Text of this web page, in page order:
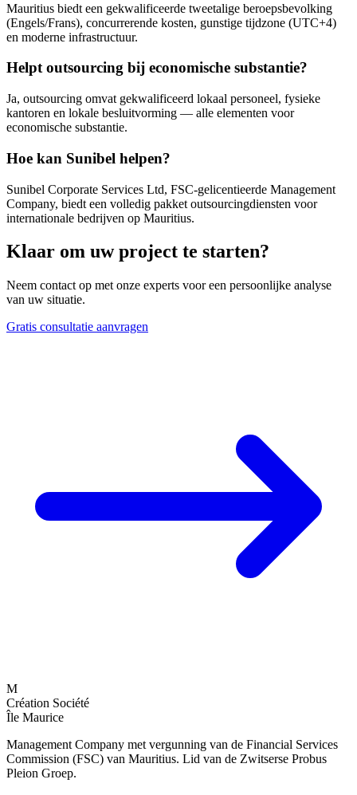
Mauritius biedt een gekwalificeerde tweetalige beroepsbevolking
(Engels/Frans), concurrerende kosten, gunstige tijdzone (UTC+4)
en moderne infrastructuur.
Helpt outsourcing bij economische substantie?
Ja, outsourcing omvat gekwalificeerd lokaal personeel, fysieke
kantoren en lokale besluitvorming — alle elementen voor
economische substantie.
Hoe kan Sunibel helpen?
Sunibel Corporate Services Ltd, FSC-gelicentieerde Management
Company, biedt een volledig pakket outsourcingdiensten voor
internationale bedrijven op Mauritius.
Klaar om uw project te starten?
Neem contact op met onze experts voor een persoonlijke analyse
van uw situatie.
Gratis consultatie aanvragen
M
Création Société
Île Maurice
Management Company met vergunning van de Financial Services
Commission (FSC) van Mauritius. Lid van de Zwitserse Probus
Pleion Groep.